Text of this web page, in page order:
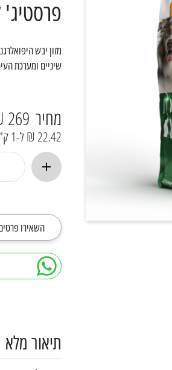
פרסטיג'
שיניים ומערכת
מחיר 269 ₪
22.42 ₪ ל-1 ק"ג
השאירו
תיאור מלא